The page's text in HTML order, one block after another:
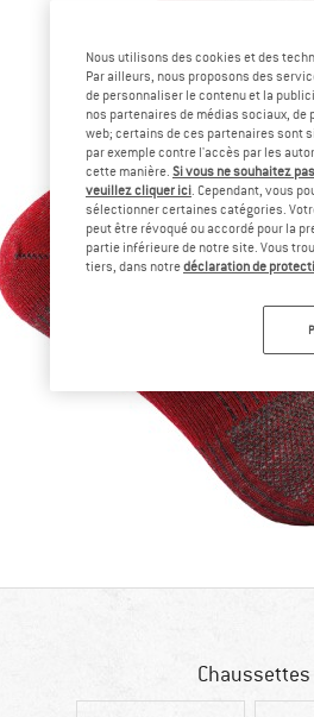
Nous utilisons des cookies et des
Par ailleurs, nous proposons des
de personnaliser le contenu et la
nos partenaires de médias sociaux,
web; certains de ces partenaires sont
par exemple contre l'accès par les
cette manière. Si vous ne souhaitez
veuillez cliquer ici. Cependant, vous
sélectionner certaines catégories.
peut être révoqué ou accordé pour la
partie inférieure de notre site. Vous
tiers, dans notredéclaration de